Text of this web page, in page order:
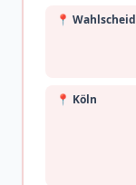
📍 Wahlscheid
📍 Köln